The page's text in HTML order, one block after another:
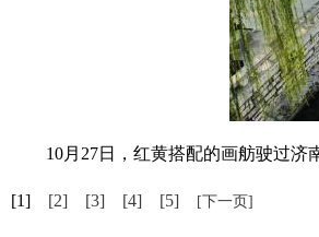
10月27日，红黄搭配的画舫驶过济南
[1] [2] [3] [4] [5] [下一页]